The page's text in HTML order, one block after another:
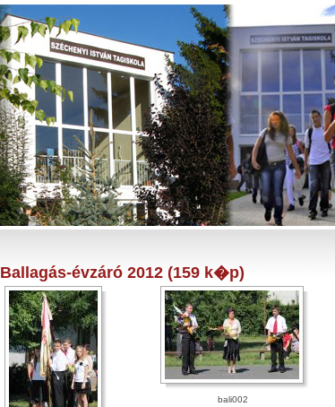
Ballagás-évzáró 2012 (159 k�p)
bali002